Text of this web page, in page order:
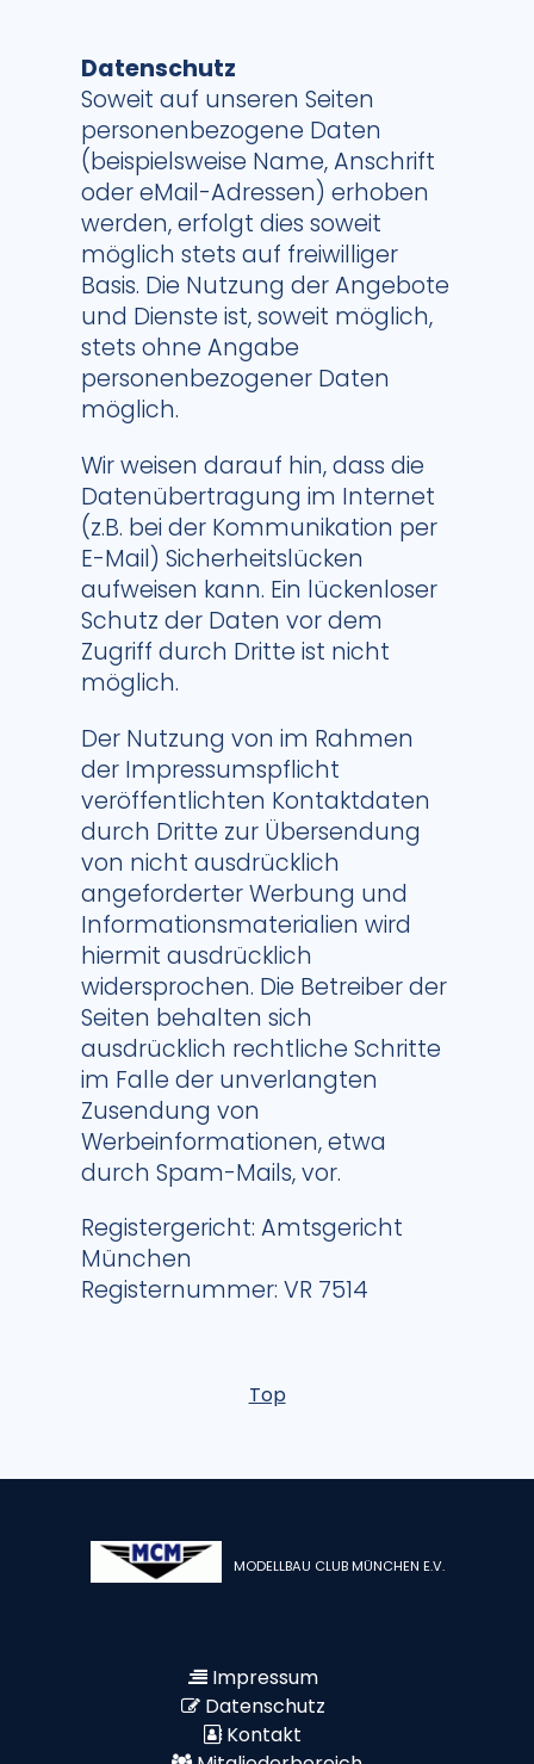
Datenschutz
Soweit auf unseren Seiten
personenbezogene Daten
(beispielsweise Name, Anschrift
oder eMail-Adressen) erhoben
werden, erfolgt dies soweit
möglich stets auf freiwilliger
Basis. Die Nutzung der Angebote
und Dienste ist, soweit möglich,
stets ohne Angabe
personenbezogener Daten
möglich.
Wir weisen darauf hin, dass die
Datenübertragung im Internet
(z.B. bei der Kommunikation per
E-Mail) Sicherheitslücken
aufweisen kann. Ein lückenloser
Schutz der Daten vor dem
Zugriff durch Dritte ist nicht
möglich.
Der Nutzung von im Rahmen
der Impressumspflicht
veröffentlichten Kontaktdaten
durch Dritte zur Übersendung
von nicht ausdrücklich
angeforderter Werbung und
Informationsmaterialien wird
hiermit ausdrücklich
widersprochen. Die Betreiber der
Seiten behalten sich
ausdrücklich rechtliche Schritte
im Falle der unverlangten
Zusendung von
Werbeinformationen, etwa
durch Spam-Mails, vor.
Registergericht: Amtsgericht
München
Registernummer: VR 7514
Top
MODELLBAU CLUB MÜNCHEN E.V.
Impressum
Datenschutz
Kontakt